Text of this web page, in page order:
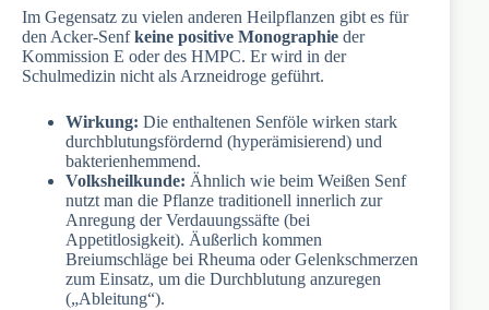
Im Gegensatz zu vielen anderen Heilpflanzen gibt es für
den Acker-Senfkeine positive Monographie der
Kommission E oder des HMPC. Er wird in der
Schulmedizin nicht als Arzneidroge geführt.
Wirkung: Die enthaltenen Senföle wirken stark
durchblutungsfördernd (hyperämisierend) und
bakterienhemmend.
Volksheilkunde: Ähnlich wie beim Weißen Senf
nutzt man die Pflanze traditionell innerlich zur
Anregung der Verdauungssäfte (bei
Appetitlosigkeit). Äußerlich kommen
Breiumschläge bei Rheuma oder Gelenkschmerzen
zum Einsatz, um die Durchblutung anzuregen
(„Ableitung“).